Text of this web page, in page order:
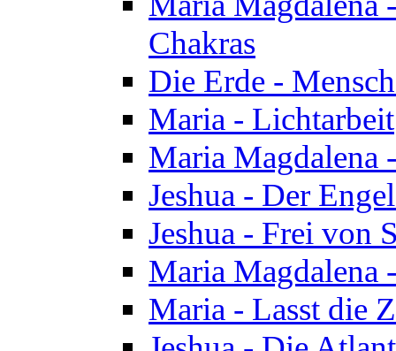
Chakras
Die Erde -
Maria - Lichtarbeit
Maria Magdalena
Jeshua - Der
Jeshua - Frei von
Maria Magdalena
Maria - Lasst die